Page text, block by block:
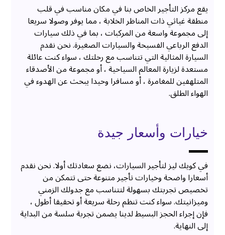
يقع مركز التأجير الخاص بنا في مكان مناسب في قلب
منطقة غياثي ذات المناظر الخلابة ، مما يوفر وصولا سريعا
إلى مجموعة واسعة من المركبات ، بما في ذلك سيارات
الدفع الرباعي الفسيحة والسيارات الصغيرة. نحن نقدم
السيارة المثالية التي تتناسب مع رحلتك ، سواء كنت عائلة
مستعدة لزيارة المعالم السياحية ، أو مجموعة من الأصدقاء
المتلهفين للمغامرة ، أو مسافرا وحيدا يبحث عن الهدوء في
الهواء الطلق.
خيارات وأسعار جيدة
في كويك ليز لتأجير السيارات، نضع سعادتك أولا. نحن نقدم
أسعارا واضحة وخيارات تأجير متنوعة حتى تتمكن من
تخصيص تجربتك بسهولة لتتناسب مع جدولك الزمني
وميزانيتك. سواء كنت تنظم رحلة سريعة أو تحقيقا أطول ،
فإن إجراء الحجز البسيط لدينا يضمن تجربة سلسة من البداية
إلى النهاية.